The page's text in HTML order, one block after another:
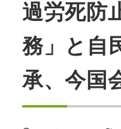
過労死防
務」と自
承、今国